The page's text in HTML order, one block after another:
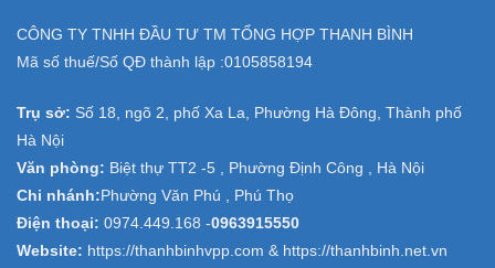
CÔNG TY TNHH ĐẦU TƯ TM TỔNG HỢP THANH BÌNH
Mã số thuế/Số QĐ thành lập :0105858194
Trụ sở: Số 18, ngõ 2, phố Xa La, Phường Hà Đông, Thành phố
Hà Nội
Văn phòng: Biệt thự TT2 -5 , Phường Định Công , Hà Nội
Chi nhánh:Phường Văn Phú , Phú Thọ
Điện thoại: 0974.449.168 -0963915550
Website: https://thanhbinhvpp.com & https://thanhbinh.net.vn